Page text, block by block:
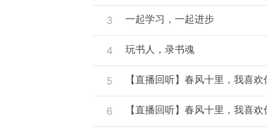
3 一起学习，一起进步
4 玩书人，录书魂
5 【直播回听】春风十里，我喜
6 【直播回听】春风十里，我喜